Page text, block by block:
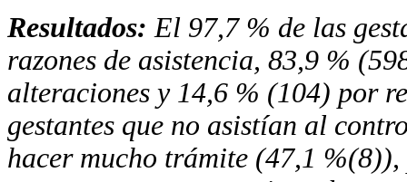
Resultados: El 97,7 % de las
razones de asistencia, 83,9 %
alteraciones y 14,6 % (104) por
gestantes que no asistían al
hacer mucho trámite (47,1